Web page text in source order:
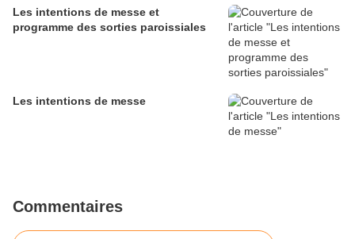
Les intentions de messe et
programme des sorties paroissiales
Les intentions de messe
Commentaires